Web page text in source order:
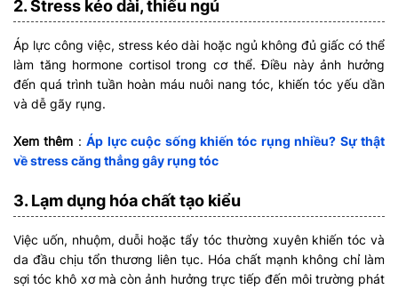
2. Stress kéo dài, thiếu ngủ
Áp lực công việc, stress kéo dài hoặc ngủ không đủ giấc có thể
làm tăng hormone cortisol trong cơ thể. Điều này ảnh hưởng
đến quá trình tuần hoàn máu nuôi nang tóc, khiến tóc yếu dần
và dễ gãy rụng.
Xem thêm :Áp lực cuộc sống khiến tóc rụng nhiều? Sự thật
về stress căng thẳng gây rụng tóc
3. Lạm dụng hóa chất tạo kiểu
Việc uốn, nhuộm, duỗi hoặc tẩy tóc thường xuyên khiến tóc và
da đầu chịu tổn thương liên tục. Hóa chất mạnh không chỉ làm
sợi tóc khô xơ mà còn ảnh hưởng trực tiếp đến môi trường phát